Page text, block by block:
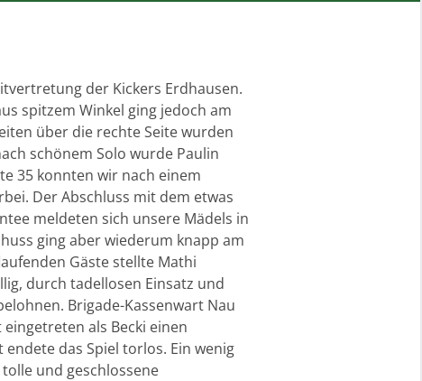
der Kickers Erdhausen.
spitzem Winkel ging jedoch am
über die rechte Seite wurden
schönem Solo wurde Paulin
35 konnten wir nach einem
Der Abschluss mit dem etwas
meldeten sich unsere Mädels in
ging aber wiederum knapp am
Gäste stellte Mathi
durch tadellosen Einsatz und
Brigade-Kassenwart Nau
als Becki einen
das Spiel torlos. Ein wenig
und geschlossene